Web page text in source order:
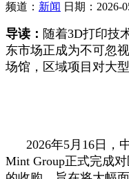
频道： 新闻 日期： 2026-
导读： 随着3D打印技
东市场正成为不可忽
场馆，区域项目对大
2026年5月16日，
Mint Group正式完成